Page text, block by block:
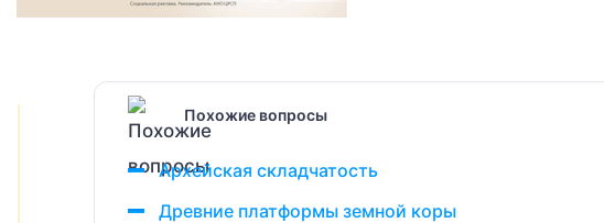
Похожие вопросы
Архейская складчатость
Древние платформы земной коры